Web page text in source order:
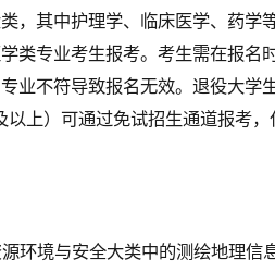
，其中护理学、临床医学、药学
类专业考生报考。考生需在报名
业不符导致报名无效。退役大学
上）可通过免试招生通道报考
环境与安全大类中的测绘地理信